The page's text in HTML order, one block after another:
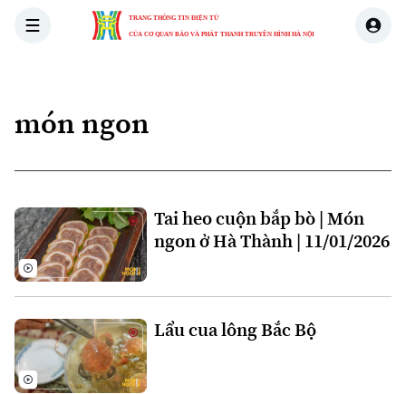
TRANG THÔNG TIN ĐIỆN TỬ
CỦA CƠ QUAN BÁO VÀ PHÁT THANH TRUYỀN HÌNH HÀ NỘI
món ngon
Tai heo cuộn bắp bò | Món
ngon ở Hà Thành | 11/01/2026
Lẩu cua lông Bắc Bộ